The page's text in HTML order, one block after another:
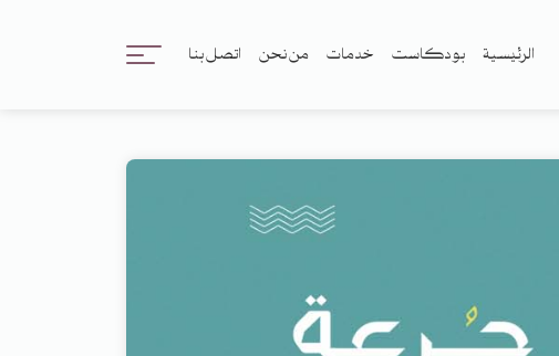
الرئيسية بودكاست خدمات من نحن اتصل بنا